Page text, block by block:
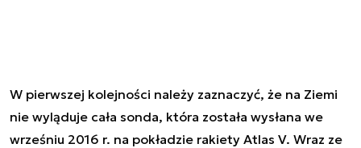
W pierwszej kolejności należy zaznaczyć, że na Ziemi
nie wyląduje cała sonda, która została wysłana we
wrześniu 2016 r. na pokładzie rakiety Atlas V. Wraz ze